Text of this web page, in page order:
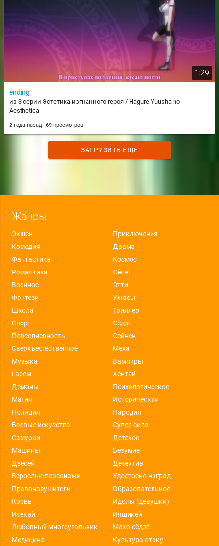
1:29
ending
из 3 серии Эстетика изгнанного героя / Hagure Yuusha no
Aesthetica
2 года назад 69 просмотров
ЗАГРУЗИТЬ ЕЩЕ
Жанры
Экшен
Приключения
Комедия
Драма
Фантастика
Космос
Романтика
Сёнен
Военное
Этти
Фэнтези
Ужасы
Школа
Триллер
Спорт
Сёдзе
Повседневность
Сейнен
Сверхъестественное
Меха
Музыка
Вампиры
Гарем
Хентай
Демоны
Психологическое
Магия
Исторический
Полиция
Пародия
Боевые искусства
Супер сила
Самураи
Детское
Машины
Безумие
Дзёсей
Детектив
Взрослые персонажи
Удостоено наград
Правонарушители
Образовательное
Кровь
Идолы (девушки)
Исекай
Ияшикей
Любовный многоугольник
Махо-сёдзё
Медицина
Культура отаку